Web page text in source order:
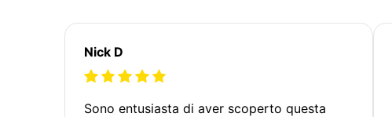
Nick D
Sono entusiasta di aver scoperto questa